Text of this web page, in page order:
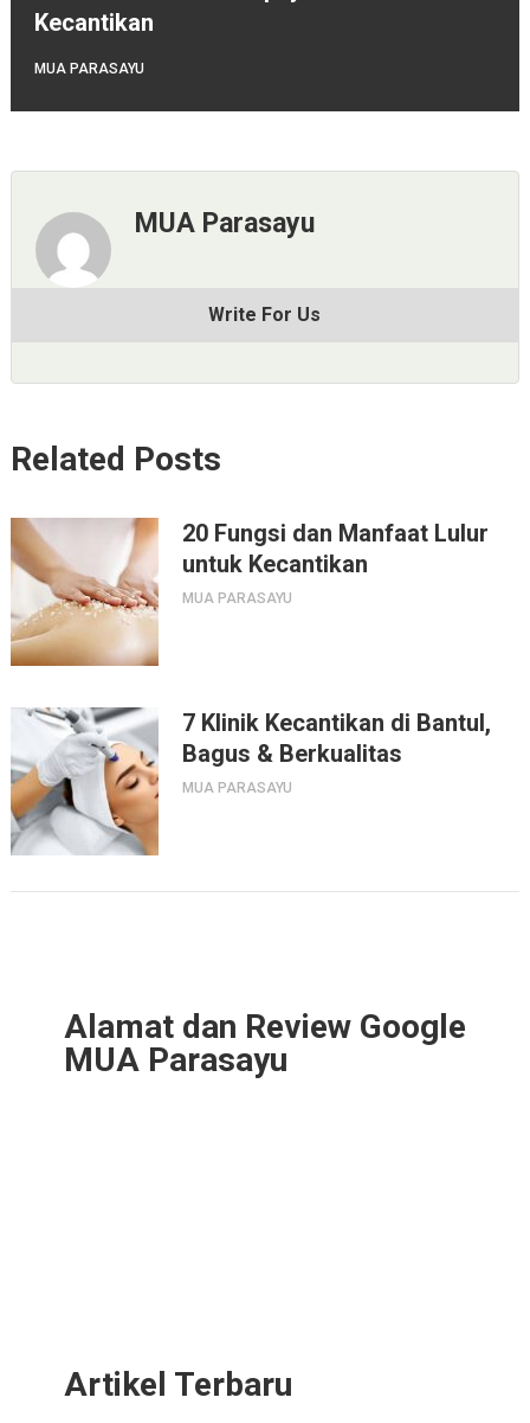
Kecantikan
MUA PARASAYU
MUA Parasayu
Write For Us
Related Posts
20 Fungsi dan Manfaat Lulur
untuk Kecantikan
MUA PARASAYU
7 Klinik Kecantikan di Bantul,
Bagus & Berkualitas
MUA PARASAYU
Alamat dan Review Google
MUA Parasayu
Artikel Terbaru